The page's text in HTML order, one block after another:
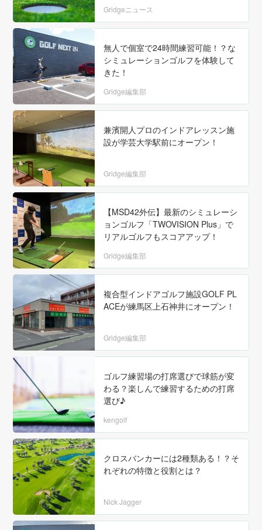
Gridgeニュース
無人で個室で24時間練習可能！？な
シミュレーションゴルフを体験して
きた！
Gridge編集部
兼濱開人プロのインドアレッスン施
設が学芸大学駅前にオープン！
Gridge編集部
【MSD42外伝】最新のシミュレーシ
ョンゴルフ「TWOVISION Plus」で
リアルゴルフもスコアアップ！
Gridge編集部
複合型インドアゴルフ施設GOLF PL
ACEが練馬区上石神井にオープン！
Gridge編集部
ゴルフ練習場の打席選びで球筋が変
わる？楽しんで練習するための打席
選び♪
kengolf
クロスバンカーには2種類ある！？そ
れぞれの特徴と役割とは？
Nick Jagger